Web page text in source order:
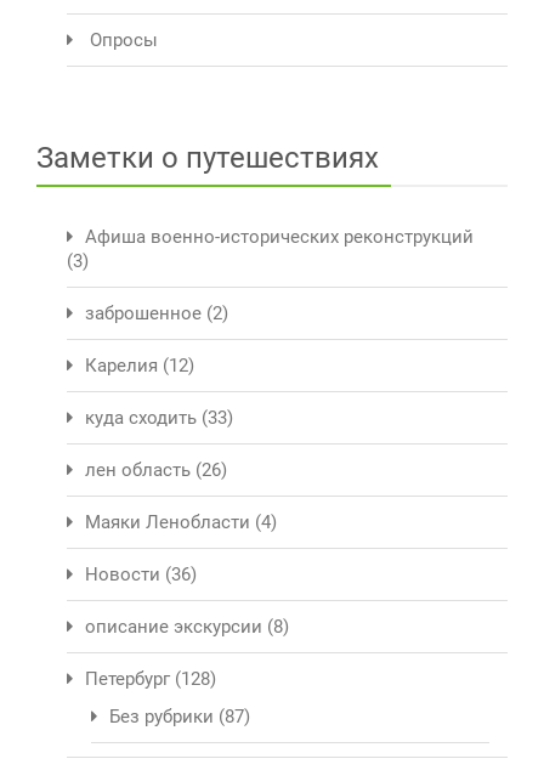
Опросы
Заметки о путешествиях
Афиша военно-исторических реконструкций
(3)
заброшенное (2)
Карелия (12)
куда сходить (33)
лен область (26)
Маяки Ленобласти (4)
Новости (36)
описание экскурсии (8)
Петербург (128)
Без рубрики (87)